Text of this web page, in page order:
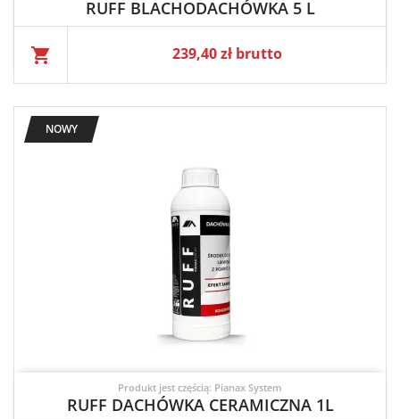
RUFF BLACHODACHÓWKA 5 L
shopping_cart
Cena
239,40 zł brutto
Produkt jest częścią: Pianax System
RUFF DACHÓWKA CERAMICZNA 1L
NOWY